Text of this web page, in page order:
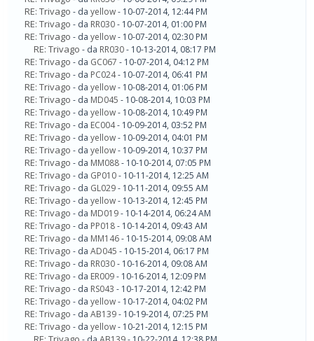
RE: Trivago - da yellow- 10-07-2014, 12:44 PM
RE: Trivago - da RR030- 10-07-2014, 01:00 PM
RE: Trivago - da yellow- 10-07-2014, 02:30 PM
RE: Trivago - da RR030- 10-13-2014, 08:17 PM
RE: Trivago - da GC067 - 10-07-2014, 04:12 PM
RE: Trivago - da PC024- 10-07-2014, 06:41 PM
RE: Trivago - da yellow- 10-08-2014, 01:06 PM
RE: Trivago - da MD045 - 10-08-2014, 10:03 PM
RE: Trivago - da yellow- 10-08-2014, 10:49 PM
RE: Trivago - da EC004- 10-09-2014, 03:52 PM
RE: Trivago - da yellow- 10-09-2014, 04:01 PM
RE: Trivago - da yellow- 10-09-2014, 10:37 PM
RE: Trivago - da MM088- 10-10-2014, 07:05 PM
RE: Trivago - da GP010- 10-11-2014, 12:25 AM
RE: Trivago - da GL029- 10-11-2014, 09:55 AM
RE: Trivago - da yellow- 10-13-2014, 12:45 PM
RE: Trivago - da MD019- 10-14-2014, 06:24 AM
RE: Trivago - da PP018- 10-14-2014, 09:43 AM
RE: Trivago - da MM146- 10-15-2014, 09:08 AM
RE: Trivago - da AD045 - 10-15-2014, 06:17 PM
RE: Trivago - da RR030- 10-16-2014, 09:08 AM
RE: Trivago - da ER009- 10-16-2014, 12:09 PM
RE: Trivago - da RS043 - 10-17-2014, 12:42 PM
RE: Trivago - da yellow- 10-17-2014, 04:02 PM
RE: Trivago - da AB139- 10-19-2014, 07:25 PM
RE: Trivago - da yellow- 10-21-2014, 12:15 PM